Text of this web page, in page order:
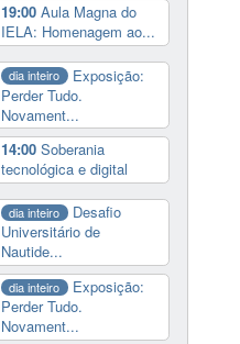
19:00 Aula Magna do
IELA: Homenagem ao...
dia inteiro
Exposição:
Perder Tudo.
Novament...
14:00 Soberania
tecnológica e digital
dia inteiro
Desafio
Universitário de
Nautide...
dia inteiro
Exposição:
Perder Tudo.
Novament...